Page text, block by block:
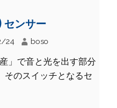
センサー
24 boso
」で音と光を出す部分
そのスイッチとなるセ